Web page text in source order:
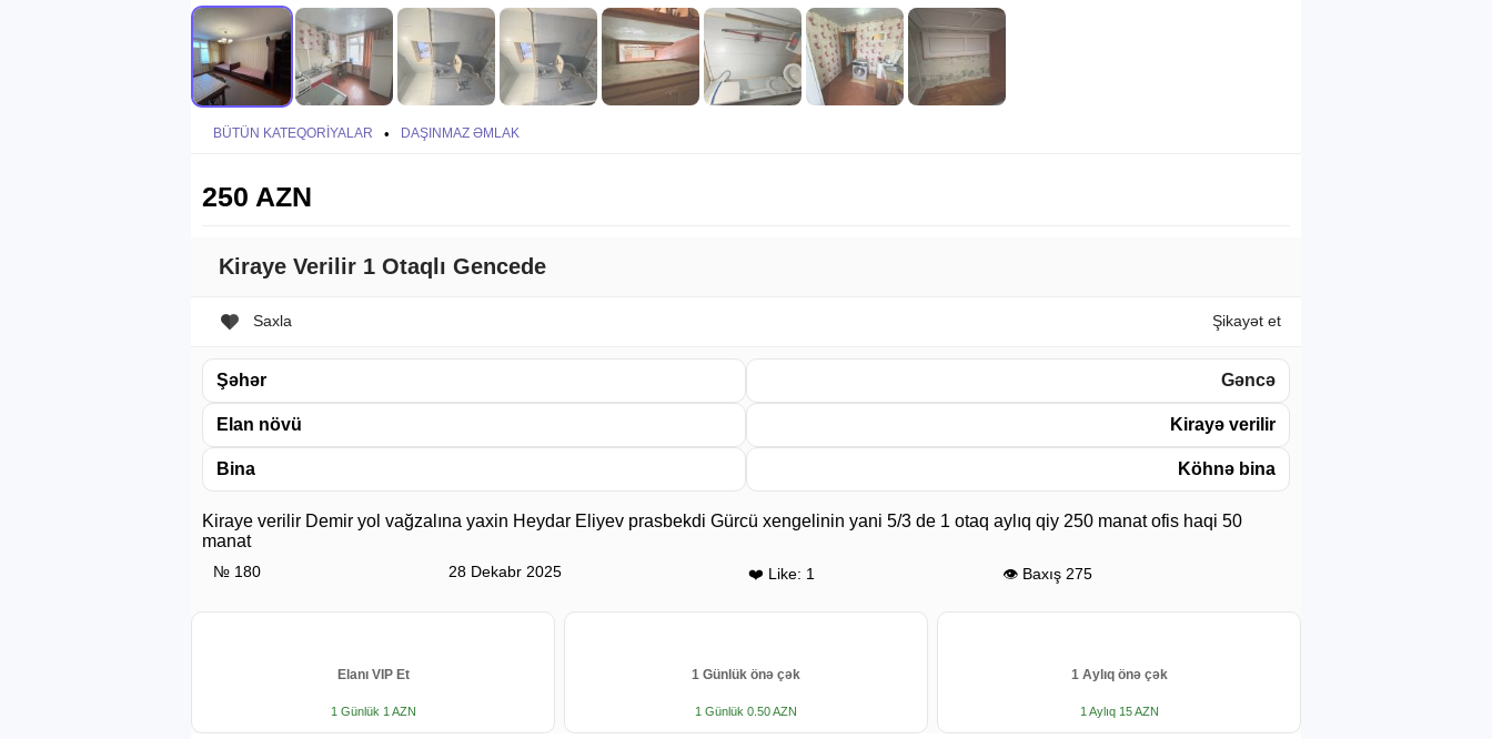
BÜTÜN KATEQORIYALAR • DAŞINMAZ ƏMLAK
250 AZN
Kiraye Verilir 1 Otaqlı Gencede
Saxla Şikayət et
Şəhər Gəncə
Elan növü Kirayə verilir
Bina Köhnə bina
Kiraye verilir Demir yol vağzalına yaxin Heydar Eliyev prasbekdi Gürcü xengelinin yani 5/3 de 1 otaq aylıq qiy 250 manat ofis haqi 50
manat
№ 180 28 Dekabr 2025 ❤️ Like: 1 👁 Baxış 275
Elanı VIP Et
1 Günlük 1 AZN
1 Günlük önə çək
1 Günlük 0.50 AZN
1 Aylıq önə çək
1 Aylıq 15 AZN